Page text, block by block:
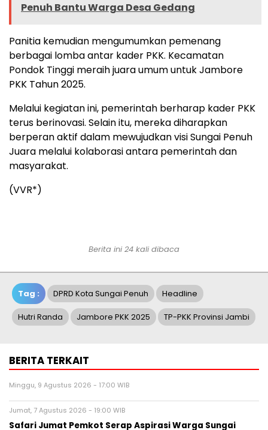
Penuh Bantu Warga Desa Gedang
Panitia kemudian mengumumkan pemenang
berbagai lomba antar kader PKK. Kecamatan
Pondok Tinggi meraih juara umum untuk Jambore
PKK Tahun 2025.
Melalui kegiatan ini, pemerintah berharap kader PKK
terus berinovasi. Selain itu, mereka diharapkan
berperan aktif dalam mewujudkan visi Sungai Penuh
Juara melalui kolaborasi antara pemerintah dan
masyarakat.
(VVR*)
Berita ini 24 kali dibaca
Tag : DPRD Kota Sungai Penuh Headline
Hutri Randa Jambore PKK 2025 TP-PKK Provinsi Jambi
BERITA TERKAIT
Minggu, 9 Agustus 2026 - 17:00 WIB
Jumat, 7 Agustus 2026 - 19:00 WIB
Safari Jumat Pemkot Serap Aspirasi Warga Sungai